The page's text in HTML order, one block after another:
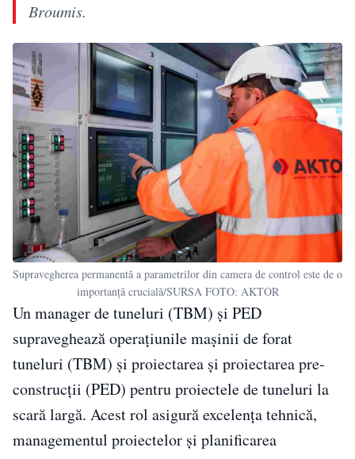
Broumis.
Supravegherea permanentă a parametrilor din camera de control este de o
importanță crucială/SURSA FOTO: AKTOR
Un manager de tuneluri (TBM) și PED
supraveghează operațiunile mașinii de forat
tuneluri (TBM) și proiectarea și proiectarea pre-
construcții (PED) pentru proiectele de tuneluri la
scară largă. Acest rol asigură excelența tehnică,
managementul proiectelor și planificarea